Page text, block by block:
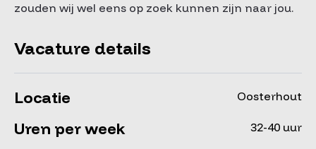
zouden wij wel eens op zoek kunnen zijn naar jou.
Vacature details
Locatie Oosterhout
Uren per week 32-40 uur